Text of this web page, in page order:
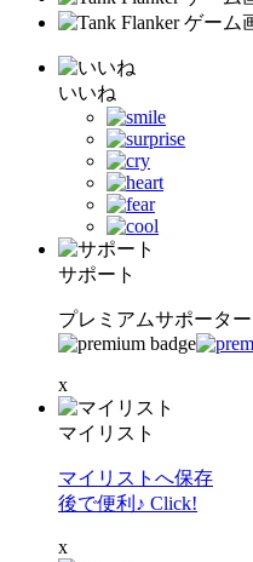
いいね
サポート
プレミアムサポーター
x
マイリスト
マイリストへ保存
後で便利♪ Click!
x